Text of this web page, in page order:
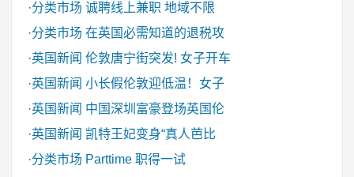
·分类市场 诚聘线上兼职 地域不限
·分类市场 在英国必需知道的退税攻
·英国新闻 伦敦唐宁街突发! 女子开车
·英国新闻 小长假伦敦迎低温！女子
·英国新闻 中国深圳富豪登场英国伦
·英国新闻 凯特王妃变身“真人芭比
·分类市场 Parttime 职得一试